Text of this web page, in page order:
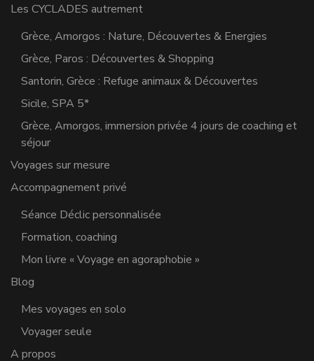
Les CYCLADES autrement
Grèce, Amorgos : Nature, Découvertes & Energies
Grèce, Paros : Découvertes & Shopping
Santorin, Grèce : Refuge animaux & Découvertes
Sicile, SPA 5*
Grèce, Amorgos, immersion privée 4 jours de coaching et
séjour
Voyages sur mesure
Accompagnement privé
Séance Déclic personnalisée
Formation, coaching
Mon livre « Voyage en agoraphobie »
Blog
Mes voyages en solo
Voyager seule
A propos